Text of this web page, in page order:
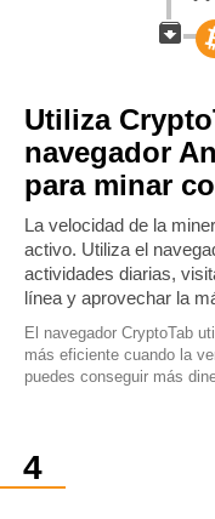
Utiliza
navegador
para minar
La velocidad de la
activo. Utiliza el
actividades diarias,
línea y aprovechar la
El navegador CryptoTab
más eficiente cuando la
puedes conseguir más